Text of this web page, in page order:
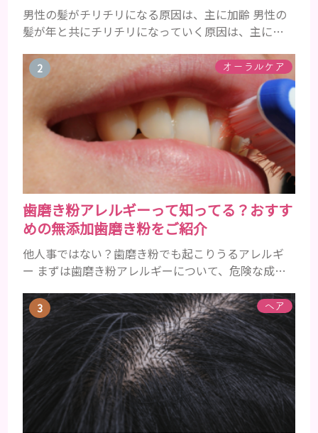
男性の髪がチリチリになる原因は、主に加齢 男性の
髪が年と共にチリチリになっていく原因は、主に加
にツヤがあった男性も、いつのまにか髪がチリチリ
でペタンとするようになったと感じる人もいるでし
ょう。特に大人の男性としての魅力が出てくる40代
以降の男性に悩んでいる人が多い傾向があります。
髪が生え変わるサイクルは、年齢と共に乱れていき
ます。髪が太くならないま...
オーラルケア
歯磨き粉アレルギーって知ってる？おすす
めの無添加歯磨き粉をご紹介
他人事ではない？歯磨き粉でも起こりうるアレルギ
ー まずは歯磨き粉アレルギーについて、危険な成分
まれるアレルギーを起こすおそれのある成分 まず、
普段お使いの歯磨き粉に含まれているどの成分にア
レルギーを引き起こすおそれがあるのかを説明しま
すね。 •フッ素･･･歯の表面のエナメルを守り強くし
たり、虫歯と防ぐ働きを持つ成分 •香味料 ･･･歯磨き
粉の風味や爽...
ヘア